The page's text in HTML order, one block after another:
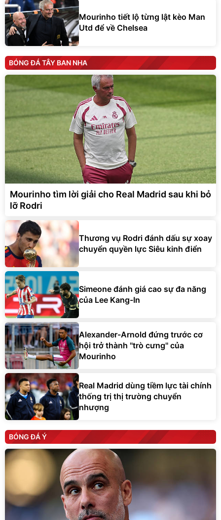
Mourinho tiết lộ từng lật kèo Man
Utd để về Chelsea
BÓNG ĐÁ TÂY BAN NHA
Mourinho tìm lời giải cho Real Madrid sau khi bỏ
lỡ Rodri
Thương vụ Rodri đánh dấu sự xoay
chuyển quyền lực Siêu kinh điển
Simeone đánh giá cao sự đa năng
của Lee Kang-In
Alexander-Arnold đứng trước cơ
hội trở thành ''trò cưng'' của
Mourinho
Real Madrid dùng tiềm lực tài chính
thống trị thị trường chuyển
nhượng
BÓNG ĐÁ Ý